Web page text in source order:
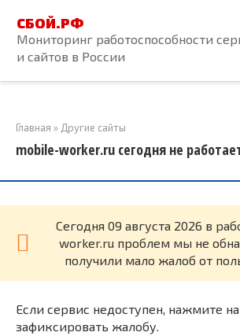
контенту
СБОЙ.РФ
Мониторинг работоспособности
и сайтов в России
Главная » Другие сайты
mobile-worker.ru сегодня не
Cегодня 09 августа 2026 в
worker.ru проблем мы не
получили мало жалоб от
Если сервис недоступен, нажмите
зафиксировать жалобу.